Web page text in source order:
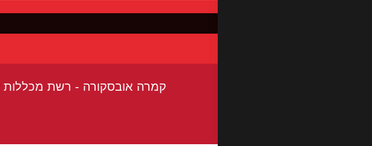
קמרה אובסקורה - רשת מכללות עתיד, ריב"ל